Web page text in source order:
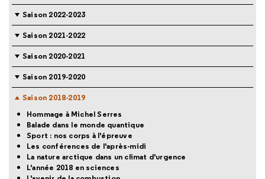
Saison 2022-2023
Saison 2021-2022
Saison 2020-2021
Saison 2019-2020
Saison 2018-2019
Hommage à Michel Serres
Balade dans le monde quantique
Sport : nos corps à l'épreuve
Les conférences de l'après-midi
La nature arctique dans un climat d'urgence
L'année 2018 en sciences